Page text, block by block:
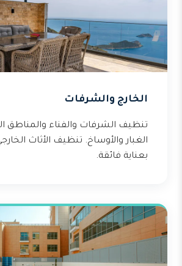
الخارج والشرفات
تنظيف الشرفات والفناء والمناطق
الغبار والأوساخ. تنظيف الأثاث
بعناية فائقة.